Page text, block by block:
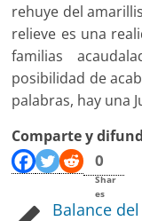
rehuye del
relieve es una
familias
posibilidad de
palabras, hay una
Comparte y
0
Shar
es
Balance